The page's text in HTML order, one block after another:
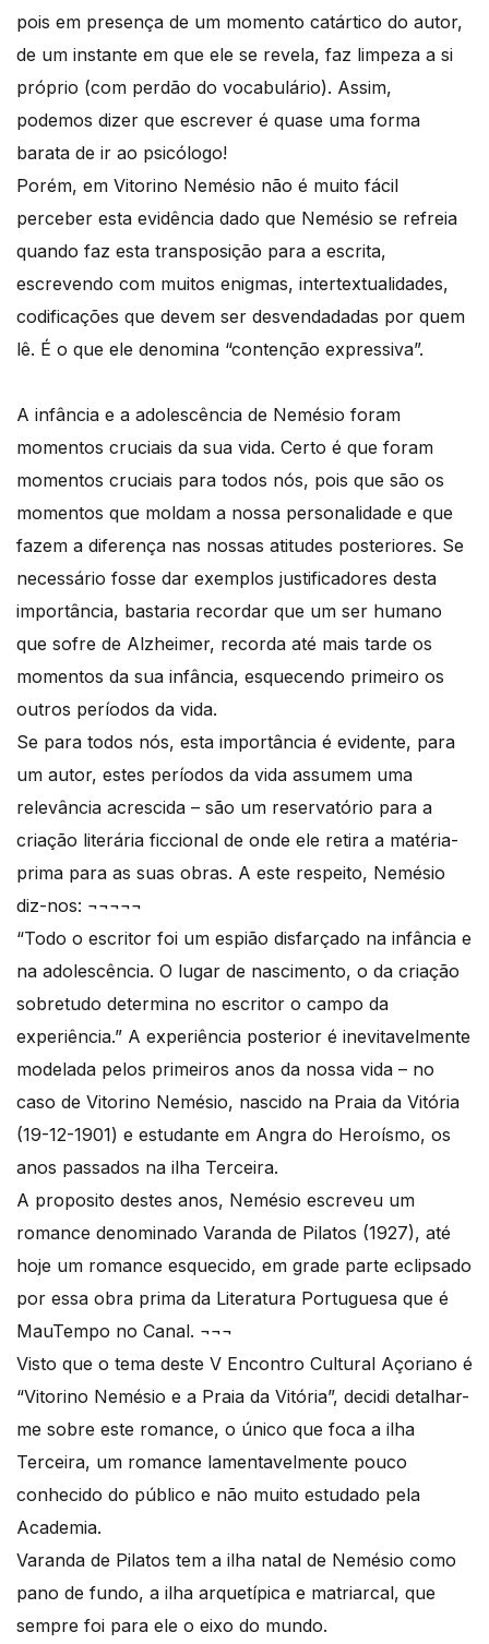
pois em presença de um momento catártico do autor,
de um instante em que ele se revela, faz limpeza a si
próprio (com perdão do vocabulário). Assim,
podemos dizer que escrever é quase uma forma
barata de ir ao psicólogo!
Porém, em Vitorino Nemésio não é muito fácil
perceber esta evidência dado que Nemésio se refreia
quando faz esta transposição para a escrita,
escrevendo com muitos enigmas, intertextualidades,
codificações que devem ser desvendadadas por quem
lê. É o que ele denomina “contenção expressiva”.
A infância e a adolescência de Nemésio foram
momentos cruciais da sua vida. Certo é que foram
momentos cruciais para todos nós, pois que são os
momentos que moldam a nossa personalidade e que
fazem a diferença nas nossas atitudes posteriores. Se
necessário fosse dar exemplos justificadores desta
importância, bastaria recordar que um ser humano
que sofre de Alzheimer, recorda até mais tarde os
momentos da sua infância, esquecendo primeiro os
outros períodos da vida.
Se para todos nós, esta importância é evidente, para
um autor, estes períodos da vida assumem uma
relevância acrescida – são um reservatório para a
criação literária ficcional de onde ele retira a matéria-
prima para as suas obras. A este respeito, Nemésio
diz-nos: ¬¬¬¬¬
“Todo o escritor foi um espião disfarçado na infância e
na adolescência. O lugar de nascimento, o da criação
sobretudo determina no escritor o campo da
experiência.” A experiência posterior é inevitavelmente
modelada pelos primeiros anos da nossa vida – no
caso de Vitorino Nemésio, nascido na Praia da Vitória
(19-12-1901) e estudante em Angra do Heroísmo, os
anos passados na ilha Terceira.
A proposito destes anos, Nemésio escreveu um
romance denominado Varanda de Pilatos (1927), até
hoje um romance esquecido, em grade parte eclipsado
por essa obra prima da Literatura Portuguesa que é
MauTempo no Canal. ¬¬¬
Visto que o tema deste V Encontro Cultural Açoriano é
“Vitorino Nemésio e a Praia da Vitória”, decidi detalhar-
me sobre este romance, o único que foca a ilha
Terceira, um romance lamentavelmente pouco
conhecido do público e não muito estudado pela
Academia.
Varanda de Pilatos tem a ilha natal de Nemésio como
pano de fundo, a ilha arquetípica e matriarcal, que
sempre foi para ele o eixo do mundo.